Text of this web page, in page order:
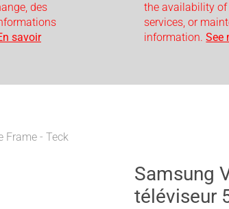
des
savoir
the availability of
services, or
information.See
Frame - Teck
Samsung
téléviseur